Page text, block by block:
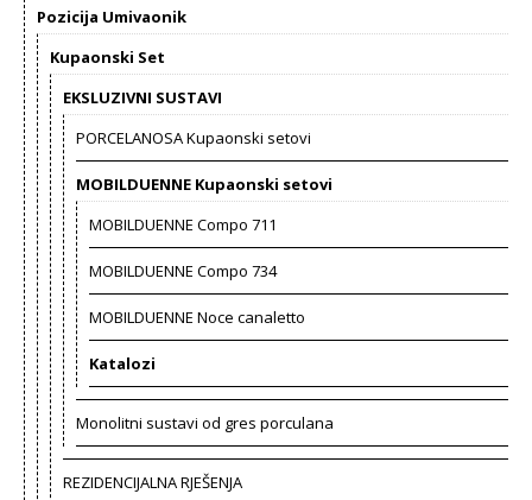
Pozicija Umivaonik
Kupaonski Set
EKSLUZIVNI SUSTAVI
PORCELANOSA Kupaonski setovi
MOBILDUENNE Kupaonski setovi
MOBILDUENNE Compo 711
MOBILDUENNE Compo 734
MOBILDUENNE Noce canaletto
Katalozi
Monolitni sustavi od gres porculana
REZIDENCIJALNA RJEŠENJA